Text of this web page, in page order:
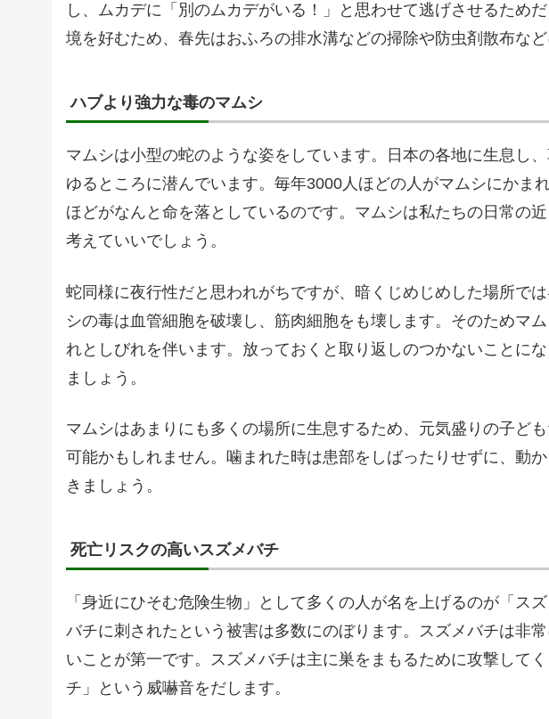
し、ムカデに「別のムカデがいる！」と思わせて逃げさせるため
境を好むため、春先はおふろの排水溝などの掃除や防虫剤散布など
ハブより強力な毒のマムシ
マムシは小型の蛇のような姿をしています。日本の各地に生息し
ゆるところに潜んでいます。毎年3000人ほどの人がマムシにかま
ほどがなんと命を落としているのです。マムシは私たちの日常の
考えていいでしょう。
蛇同様に夜行性だと思われがちですが、暗くじめじめした場所で
シの毒は血管細胞を破壊し、筋肉細胞をも壊します。そのためマ
れとしびれを伴います。放っておくと取り返しのつかないことに
ましょう。
マムシはあまりにも多くの場所に生息するため、元気盛りの子ど
可能かもしれません。噛まれた時は患部をしばったりせずに、動
きましょう。
死亡リスクの高いスズメバチ
「身近にひそむ危険生物」として多くの人が名を上げるのが「ス
バチに刺されたという被害は多数にのぼります。スズメバチは非
いことが第一です。スズメバチは主に巣をまもるために攻撃して
チ」という威嚇音をだします。